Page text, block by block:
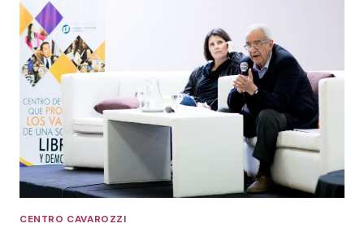
ESPACIO
TAFÍ
CENTRO CAVAROZZI